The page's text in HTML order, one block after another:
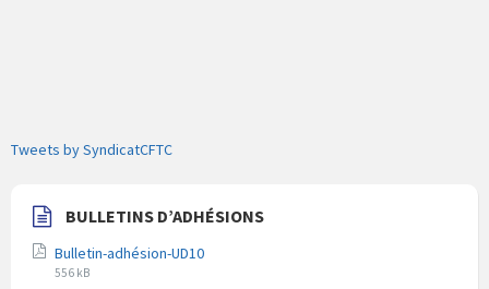
Tweets by SyndicatCFTC
BULLETINS D’ADHÉSIONS
Bulletin-adhésion-UD10
Extension
Taille
556 kB